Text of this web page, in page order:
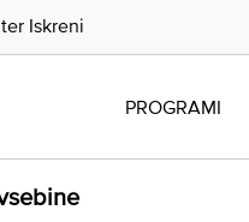
PROGRAMI
Iskreni